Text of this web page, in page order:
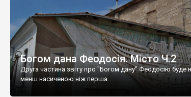
Богом дана Феодосія. Місто Ч.2
Друга частина звіту про "Богом дану" Феодосію буде
менш насиченою ніж перша.